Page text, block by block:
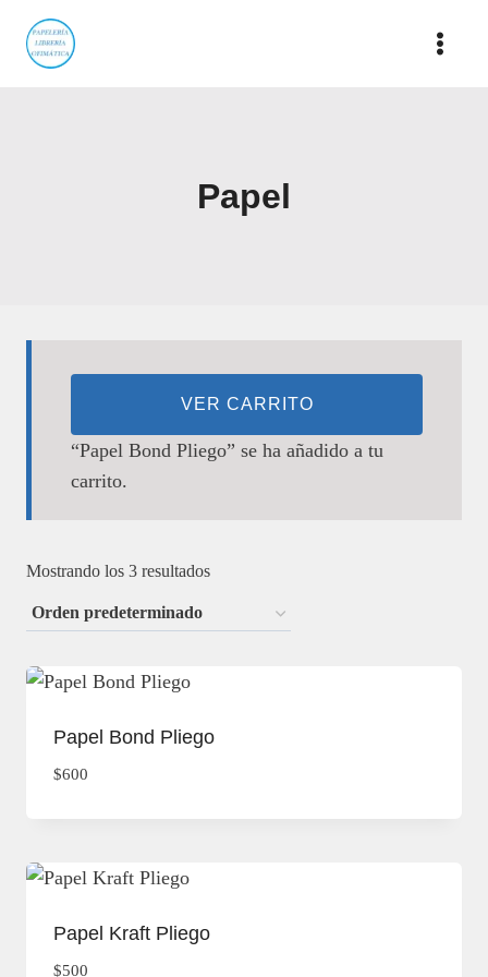
Saltar
contenido
Papel
“Papel Bond Pliego” se ha añadido a tu
carrito.
VER CARRITO
Mostrando los 3 resultados
Papel Bond Pliego
$600
Papel Kraft Pliego
$500